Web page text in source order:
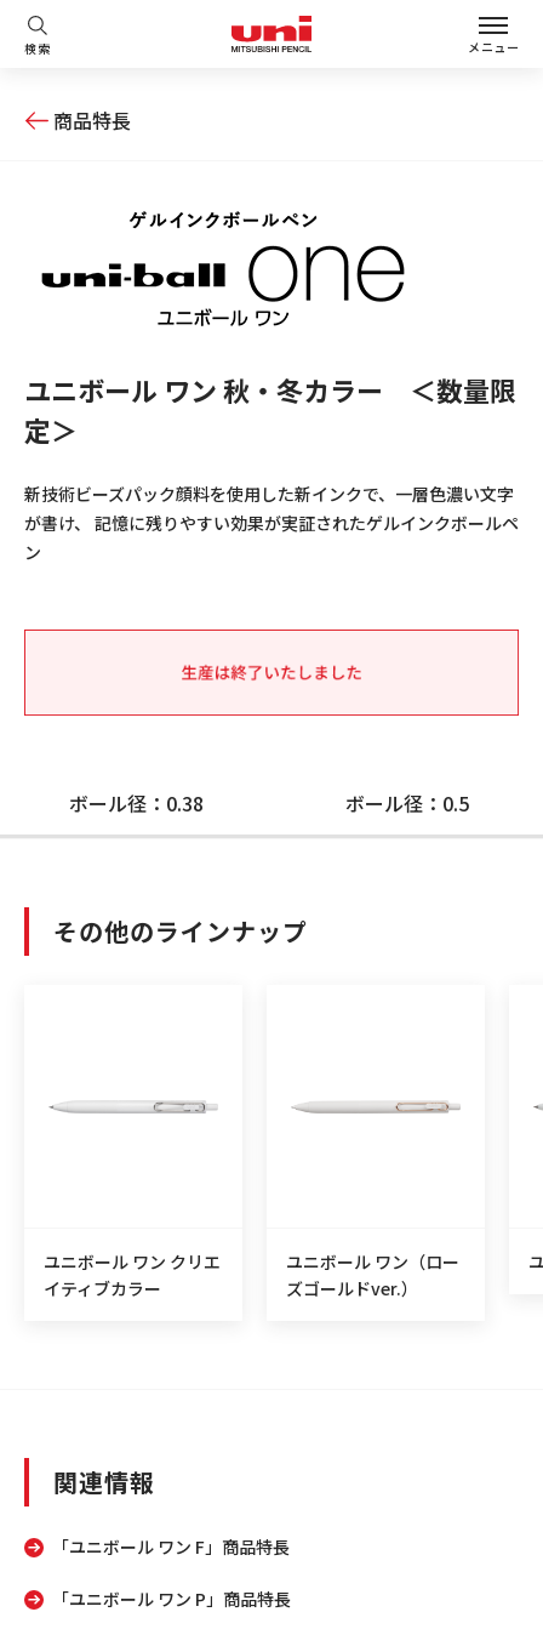
検索 メニュー
商品特長
ユニボール ワン 秋・冬カラー ＜数量限
定＞
新技術ビーズパック顔料を使用した新インクで、一層色濃い文字
が書け、 記憶に残りやすい効果が実証されたゲルインクボールペ
ン
ボール径：0.38 ボール径：0.5
その他のラインナップ
ユニボール ワン クリエ
イティブカラー
ユニボール ワン（ロー
ズゴールドver.）
関連情報
「ユニボール ワン F」商品特長
「ユニボール ワン P」商品特長